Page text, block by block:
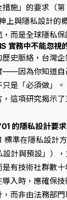
措施」的要求（
上與隱私設計的
而是全球隱私保
實務中不能忽視
歷史脈絡，台灣
——因為你知道自
是「必須做」。
這項研究揭示
的隱私設計要
標準在隱私設計
計與預設」）
有技術社群數
入時，應確保
而非由法務部門